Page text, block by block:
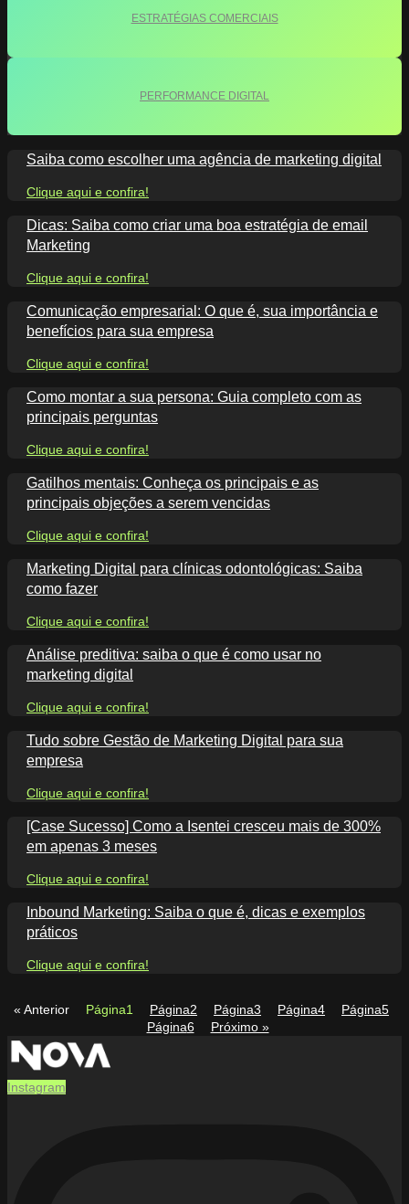
ESTRATÉGIAS COMERCIAIS
PERFORMANCE DIGITAL
Saiba como escolher uma agência de marketing digital
Clique aqui e confira!
Dicas: Saiba como criar uma boa estratégia de email
Marketing
Clique aqui e confira!
Comunicação empresarial: O que é, sua importância e
benefícios para sua empresa
Clique aqui e confira!
Como montar a sua persona: Guia completo com as
principais perguntas
Clique aqui e confira!
Gatilhos mentais: Conheça os principais e as
principais objeções a serem vencidas
Clique aqui e confira!
Marketing Digital para clínicas odontológicas: Saiba
como fazer
Clique aqui e confira!
Análise preditiva: saiba o que é como usar no
marketing digital
Clique aqui e confira!
Tudo sobre Gestão de Marketing Digital para sua
empresa
Clique aqui e confira!
[Case Sucesso] Como a Isentei cresceu mais de 300%
em apenas 3 meses
Clique aqui e confira!
Inbound Marketing: Saiba o que é, dicas e exemplos
práticos
Clique aqui e confira!
« Anterior Página1 Página2 Página3 Página4 Página5
Página6 Próximo »
Instagram